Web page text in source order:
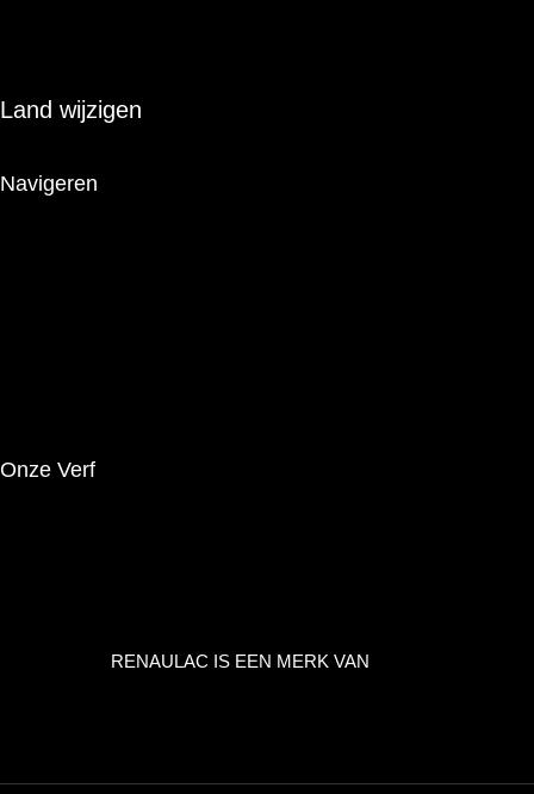
Land wijzigen
Navigeren
Onze Verf
RENAULAC IS EEN MERK VAN